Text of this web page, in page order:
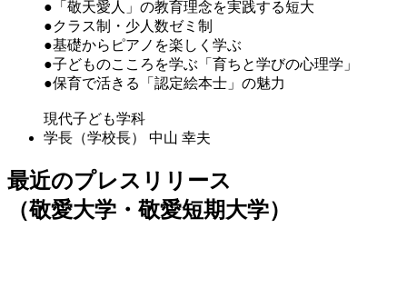
●「敬天愛人」の教育理念を実践する短大
●クラス制・少人数ゼミ制
●基礎からピアノを楽しく学ぶ
●子どものこころを学ぶ「育ちと学びの心理学」
●保育で活きる「認定絵本士」の魅力
現代子ども学科
学長（学校長）
中山 幸夫
最近のプレスリリース
（敬愛大学・敬愛短期大学）